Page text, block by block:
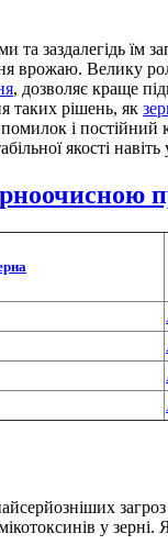
заздалегідь їм
врожаю. Велику
, дозволяє краще
таких рішень, як
і
якості
загроз
у